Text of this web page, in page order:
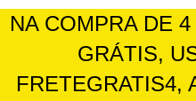
NA COMPRA DE
GRÁTIS,
FRETEGRATIS4,